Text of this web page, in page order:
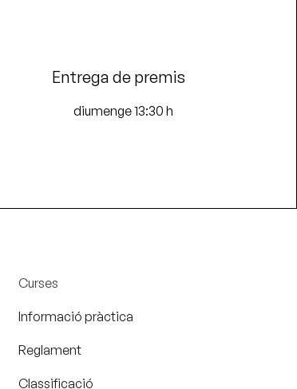
Entrega de premis
diumenge 13:30 h
Curses
Informació pràctica
Reglament
Classificació